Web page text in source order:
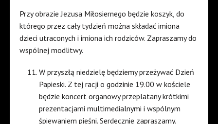
Przy obrazie Jezusa Miłosiernego będzie koszyk, do
którego przez cały tydzień można składać imiona
dzieci utraconych i imiona ich rodziców. Zapraszamy do
wspólnej modlitwy.
W przyszłą niedzielę będziemy przeżywać Dzień
Papieski. Z tej racji o godzinie 19.00 w kościele
będzie koncert organowy przeplatany krótkimi
prezentacjami multimedialnymi i wspólnym
śpiewaniem pieśni. Serdecznie zapraszamy.